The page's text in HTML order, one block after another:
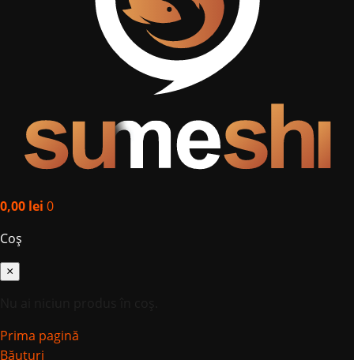
0,00 lei 0
Coș
×
Prima pagină
Băuturi